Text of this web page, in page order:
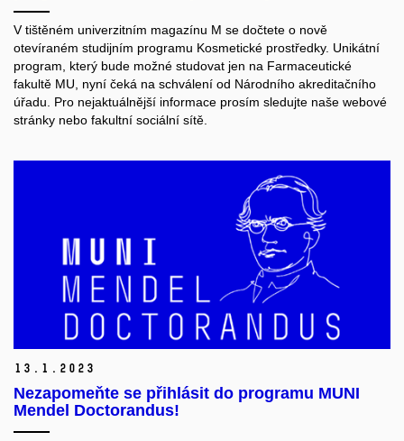
V tištěném univerzitním magazínu M se dočtete o nově
otevíraném studijním programu Kosmetické prostředky. Unikátní
program, který bude možné studovat jen na Farmaceutické
fakultě MU, nyní čeká na schválení od Národního akreditačního
úřadu. Pro nejaktuálnější informace prosím sledujte naše webové
stránky nebo fakultní sociální sítě.
13. 1. 2023
Nezapomeňte se přihlásit do programu MUNI
Mendel Doctorandus!